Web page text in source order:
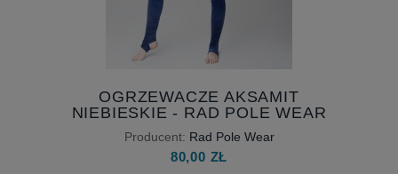
OGRZEWACZE AKSAMIT
NIEBIESKIE - RAD POLE WEAR
Producent: Rad Pole Wear
80,00 ZŁ